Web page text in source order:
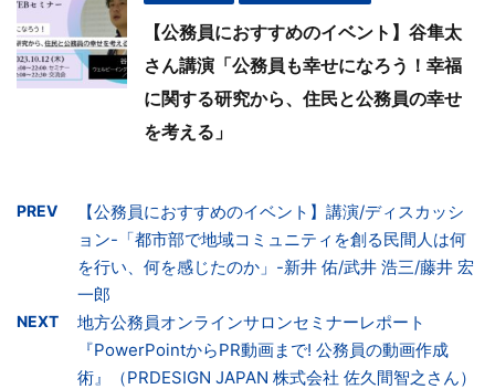
【公務員におすすめのイベント】谷隼太
さん講演「公務員も幸せになろう！幸福
に関する研究から、住民と公務員の幸せ
を考える」
PREV
【公務員におすすめのイベント】講演/ディスカッシ
ョン-「都市部で地域コミュニティを創る民間人は何
を行い、何を感じたのか」-新井 佑/武井 浩三/藤井 宏
一郎
NEXT
地方公務員オンラインサロンセミナーレポート
『PowerPointからPR動画まで! 公務員の動画作成
術』（PRDESIGN JAPAN 株式会社 佐久間智之さん）